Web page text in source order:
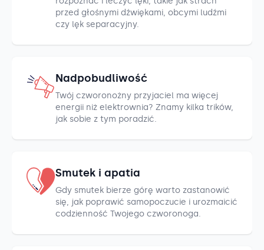
przed głośnymi dźwiękami, obcymi ludźmi
czy lęk separacyjny.
Nadpobudliwość
Twój czworonożny przyjaciel ma więcej
energii niż elektrownia? Znamy kilka trików,
jak sobie z tym poradzić.
Smutek i apatia
Gdy smutek bierze górę warto zastanowić
się, jak poprawić samopoczucie i urozmaicić
codzienność Twojego czworonoga.